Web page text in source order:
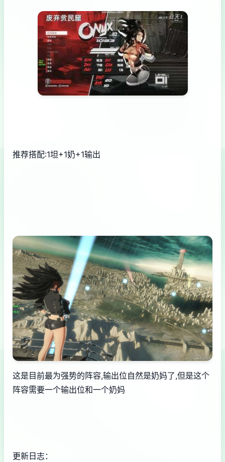
推荐搭配:1坦+1奶+1输出
这是目前最为强势的阵容,输出位自然是奶妈了,但是这个
阵容需要一个输出位和一个奶妈
更新日志：